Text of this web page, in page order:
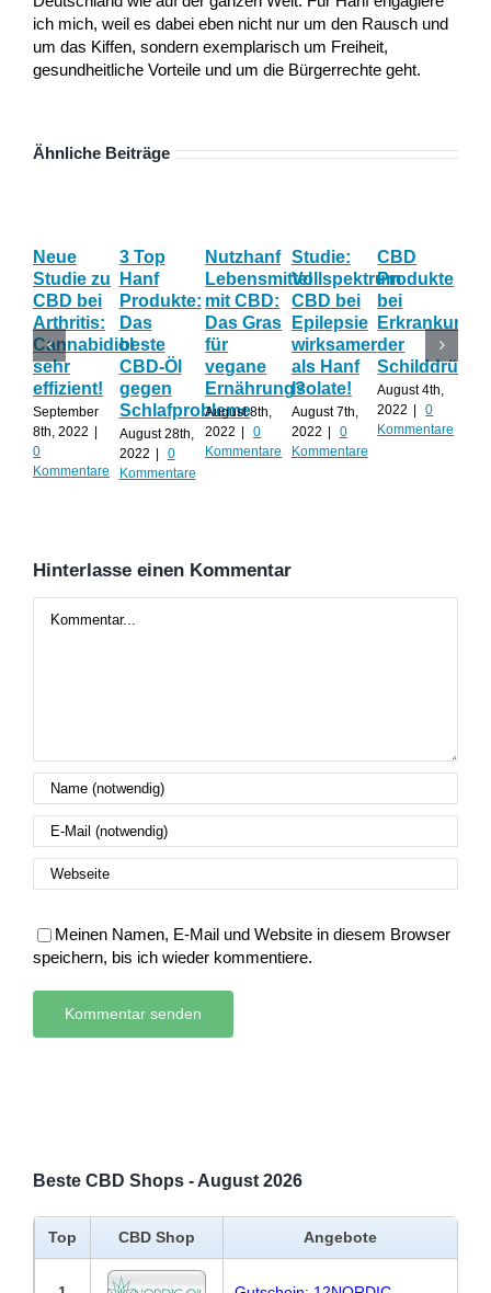
ich mich, weil es dabei eben nicht nur um den Rausch und
um das Kiffen, sondern exemplarisch um Freiheit,
gesundheitliche Vorteile und um die Bürgerrechte geht.
Ähnliche Beiträge
Neue
Studie zu
CBD bei
Arthritis:
Cannabidiol
sehr
effizient!
September
8th, 2022 |
0
Kommentare
3 Top
Hanf
Produkte:
Das
beste
CBD-Öl
gegen
Schlafprobleme
August 28th,
2022 |
0
Kommentare
Nutzhanf
Lebensmittel
mit CBD:
Das Gras
für
vegane
Ernährung?
August 8th,
2022 |
0
Kommentare
Studie:
Vollspektrum
CBD bei
Epilepsie
wirksamer
als Hanf
Isolate!
August 7th,
2022 |
0
Kommentare
CBD
Produkte
bei
der
Schilddrüse
August 4th,
2022 |
0
Kommentare
Hinterlasse einen Kommentar
Meinen Namen, E-Mail und Website in diesem Browser
speichern, bis ich wieder kommentiere.
Beste CBD Shops - August 2026
Top CBD Shop Angebote